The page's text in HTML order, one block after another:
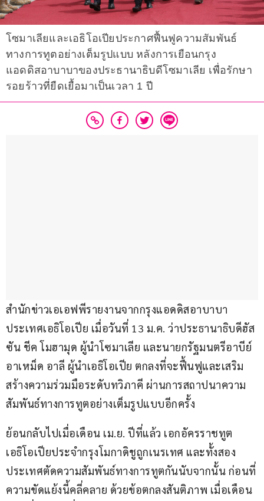
โซมาเลียและเอธิโอเปียประกาศฟื้นฟูความสัมพันธ์
ทางการทูตอย่างเต็มรูปแบบ หลังการเยือนกรุง
แอดดิสอาบาบาของประธานาธิบดีโซมาเลีย เพื่อรักษา
รอยร้าวที่ยืดเยื้อมาเป็นเวลา 1 ปี
สำนักข่าวเอเอฟพีรายงานจากกรุงแอดดิสอาบาบา
ประเทศเอธิโอเปีย เมื่อวันที่ 13 ม.ค. ว่าประธานาธิบดีฮัส
ซัน ชีค โมฮามุด ผู้นำโซมาเลีย และนายกรัฐมนตรีอาบีย์
อาเหม็ด อาลี ผู้นำเอธิโอเปีย ตกลงที่จะฟื้นฟูและเสริม
สร้างความร่วมมือระดับทวิภาคี ผ่านการสถาปนาความ
สัมพันธ์ทางการทูตอย่างเต็มรูปแบบอีกครั้ง
ย้อนกลับไปเมื่อเดือน เม.ย. ปีที่แล้ว เอกอัครราชทูต
เอธิโอเปียประจำกรุงโมกาดิชูถูกเนรเทศ และทั้งสอง
ประเทศตัดความสัมพันธ์ทางการทูตกันนับจากนั้น ก่อนที่
ความขัดแย้งนี้คลี่คลาย ด้วยข้อตกลงสันติภาพ เมื่อเดือน